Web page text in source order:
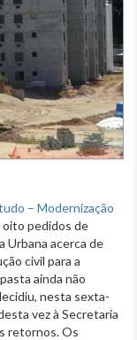
– Modernização
oito pedidos de
Urbana acerca de
civil para a
ainda não
nesta sexta-
vez à Secretaria
retornos. Os